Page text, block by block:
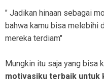
" Jadikan hinaan sebagai
bahwa kamu bisa melebihi
mereka terdiam"
Mungkin itu saja yang bisa
motivasiku terbaik untuk